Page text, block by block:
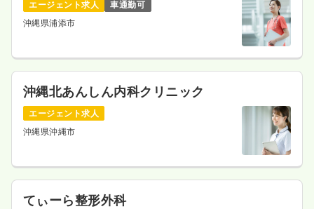
エージェント求人
車通勤可
沖縄県浦添市
沖縄北あんしん内科クリニック
エージェント求人
沖縄県沖縄市
てぃーら整形外科